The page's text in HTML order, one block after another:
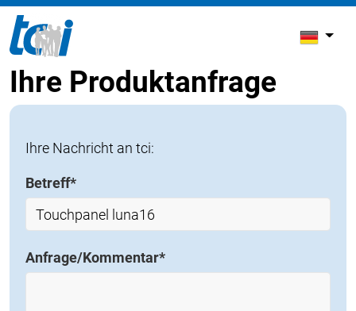
Ihre Produktanfrage
Ihre Nachricht an tci:
Betreff*
Anfrage/Kommentar*